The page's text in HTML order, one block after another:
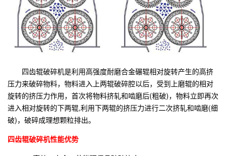
四齿辊破碎机是利用高强度耐磨合金碾辊相对旋转产生的高挤
压力来破碎物料，物料进入上两辊破碎腔以后，受到上磨辊的相对
旋转的挤压力作用，首次将物料挤轧和啮磨后(粗破)，物料立即再次
进入相对旋转的下两辊,利用下两辊的挤压力进行二次挤轧和啮磨(细
破)，破碎成理想颗粒排出。
四齿辊破碎机性能优势